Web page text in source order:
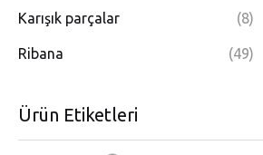
Karışık parçalar (8)
Ribana (49)
Ürün Etiketleri